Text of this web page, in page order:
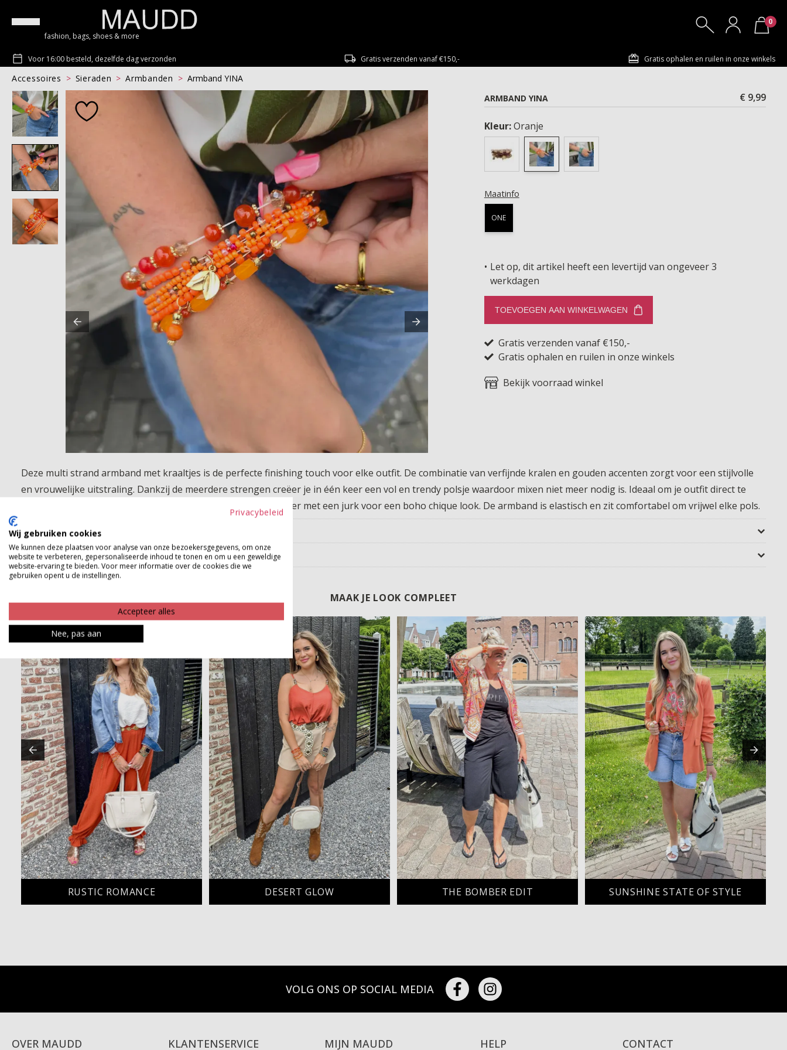
fashion, bags, shoes & more
0
Voor 16:00 besteld, dezelfde dag verzonden Gratis verzenden vanaf €150,- Gratis ophalen en ruilen in onze winkels
Accessoires Sieraden Armbanden
Armband YINA
ARMBAND YINA
€ 9,99
Kleur:Oranje
Maatinfo
ONE
Let op, dit artikel heeft een levertijd van ongeveer 3
werkdagen
TOEVOEGEN AAN WINKELWAGEN
Gratis verzenden vanaf €150,-
Gratis ophalen en ruilen in onze winkels
Bekijk voorraad winkel
Deze multi strand armband met kraaltjes is de perfecte finishing touch voor elke outfit. De combinatie van verfijnde kralen en gouden accenten zorgt voor een stijlvolle
en vrouwelijke uitstraling. Dankzij de meerdere strengen creëer je in één keer een vol en trendy polsje waardoor mixen niet meer nodig is. Ideaal om je outfit direct te
pimpen. Draag hem casual bij een jeans en T shirt of combineer met een jurk voor een boho chique look. De armband is elastisch en zit comfortabel om vrijwel elke pols.
Product kenmerken
Betaalinformatie
MAAK JE LOOK COMPLEET
RUSTIC ROMANCE DESERT GLOW THE BOMBER EDIT SUNSHINE STATE OF STYLE
VOLG ONS OP SOCIAL MEDIA
OVER MAUDD KLANTENSERVICE MIJN MAUDD HELP CONTACT
Privacybeleid
Wij gebruiken cookies
We kunnen deze plaatsen voor analyse van onze bezoekersgegevens, om onze
website te verbeteren, gepersonaliseerde inhoud te tonen en om u een geweldige
website-ervaring te bieden. Voor meer informatie over de cookies die we
gebruiken opent u de instellingen.
Accepteer alles
Nee, pas aan